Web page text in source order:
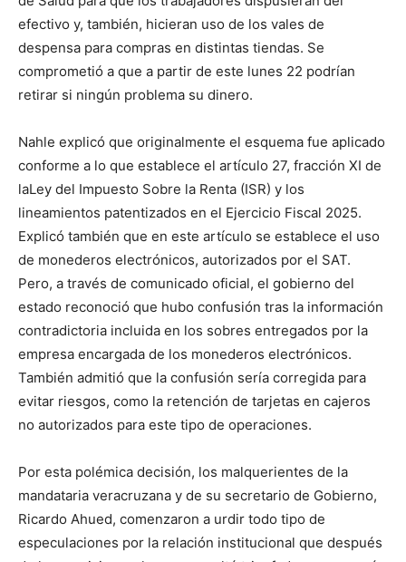
efectivo y, también, hicieran uso de los vales de
despensa para compras en distintas tiendas. Se
comprometió a que a partir de este lunes 22 podrían
retirar si ningún problema su dinero.
Nahle explicó que originalmente el esquema fue aplicado
conforme a lo que establece el artículo 27, fracción XI de
laLey del Impuesto Sobre la Renta (ISR) y los
lineamientos patentizados en el Ejercicio Fiscal 2025.
Explicó también que en este artículo se establece el uso
de monederos electrónicos, autorizados por el SAT.
Pero, a través de comunicado oficial, el gobierno del
estado reconoció que hubo confusión tras la información
contradictoria incluida en los sobres entregados por la
empresa encargada de los monederos electrónicos.
También admitió que la confusión sería corregida para
evitar riesgos, como la retención de tarjetas en cajeros
no autorizados para este tipo de operaciones.
Por esta polémica decisión, los malquerientes de la
mandataria veracruzana y de su secretario de Gobierno,
Ricardo Ahued, comenzaron a urdir todo tipo de
especulaciones por la relación institucional que después